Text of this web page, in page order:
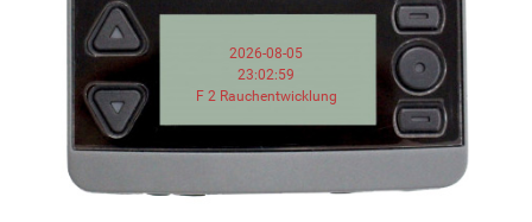
2026-08-05
23:02:59
F 2 Rauchentwicklung